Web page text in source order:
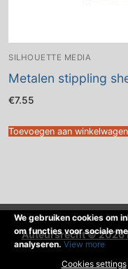
SILHOUETTE MEDIA
Metalen stippling
€7.55
Toevoegen aan winkelwagen
Auteursrecht © 2026
We gebruiken cookies om
om functies voor sociale
analyseren. View more
Cookies settings